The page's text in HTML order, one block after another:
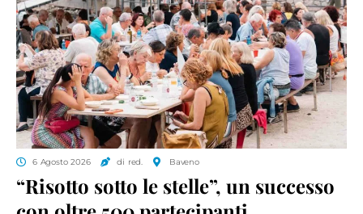
6 Agosto 2026 di red. Baveno
“Risotto sotto le stelle”, un successo